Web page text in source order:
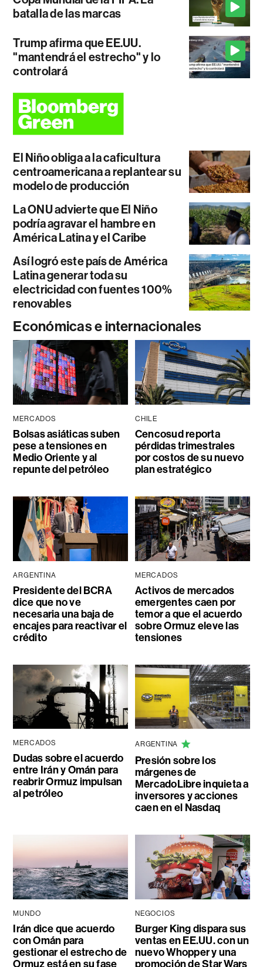
batalla de las marcas
Trump afirma que EE.UU.
"mantendrá el estrecho" y lo
controlará
El Niño obliga a la caficultura
centroamericana a replantear su
modelo de producción
La ONU advierte que El Niño
podría agravar el hambre en
América Latina y el Caribe
Así logró este país de América
Latina generar toda su
electricidad con fuentes 100%
renovables
Económicas e internacionales
MERCADOS
Bolsas asiáticas suben
pese a tensiones en
Medio Oriente y al
repunte del petróleo
CHILE
Cencosud reporta
pérdidas trimestrales
por costos de su nuevo
plan estratégico
ARGENTINA
Presidente del BCRA
dice que no ve
necesaria una baja de
encajes para reactivar el
crédito
MERCADOS
Activos de mercados
emergentes caen por
temor a que el acuerdo
sobre Ormuz eleve las
tensiones
MERCADOS
Dudas sobre el acuerdo
entre Irán y Omán para
reabrir Ormuz impulsan
al petróleo
ARGENTINA
Presión sobre los
márgenes de
MercadoLibre inquieta a
inversores y acciones
caen en el Nasdaq
MUNDO
Irán dice que acuerdo
con Omán para
gestionar el estrecho de
Ormuz está en su fase
NEGOCIOS
Burger King dispara sus
ventas en EE.UU. con un
nuevo Whopper y una
promoción de Star Wars